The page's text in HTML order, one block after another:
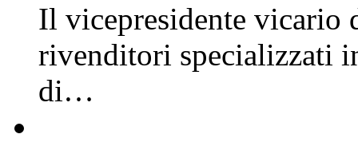
Il vicepresidente vicario
rivenditori specializzati
di…